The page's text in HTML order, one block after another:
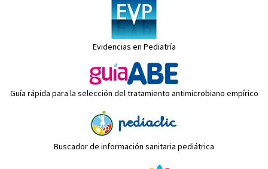
Evidencias en Pediatría
Guía rápida para la selección del tratamiento antimicrobiano empírico
Buscador de información sanitaria pediátrica